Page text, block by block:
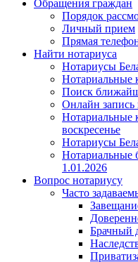
Обращения граждан
Порядок
Личный прием
Прямая
Найти нотариуса
Нотариусы
Нотариальные
Поиск
Онлайн запись
Нотариальные
воскресенье
Нотариусы
Нотариальные
1.01.2026
Вопрос нотариусу
Часто
Брачный